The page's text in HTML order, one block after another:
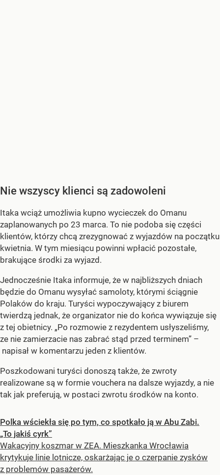
Nie wszyscy klienci są zadowoleni
Itaka wciąż umożliwia kupno wycieczek do Omanu
zaplanowanych po 23 marca. To nie podoba się części
klientów, którzy chcą zrezygnować z wyjazdów na początku
kwietnia. W tym miesiącu powinni wpłacić pozostałe,
brakujące środki za wyjazd.
Jednocześnie Itaka informuje, że w najbliższych dniach
będzie do Omanu wysyłać samoloty, którymi ściągnie
Polaków do kraju. Turyści wypoczywający z biurem
twierdzą jednak, że organizator nie do końca wywiązuje się
z tej obietnicy. „Po rozmowie z rezydentem usłyszeliśmy,
ze nie zamierzacie nas zabrać stąd przed terminem” –
napisał w komentarzu jeden z klientów.
Poszkodowani turyści donoszą także, że zwroty
realizowane są w formie vouchera na dalsze wyjazdy, a nie
tak jak preferują, w postaci zwrotu środków na konto.
Polka wściekła się po tym, co spotkało ją w Abu Zabi.
„To jakiś cyrk”
Wakacyjny koszmar w ZEA. Mieszkanka Wrocławia
krytykuje linie lotnicze, oskarżając je o czerpanie zysków
z problemów pasażerów.